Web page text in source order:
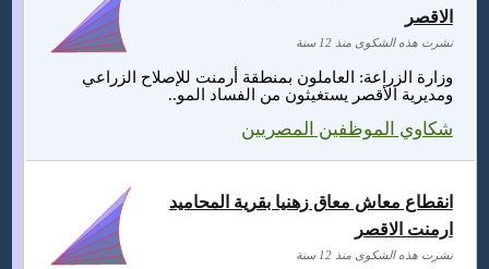
وزارة الزراعة: العاملون بمنطقة أرمنت للإصلاح الزراعي
ومديرية الأقصر يستغيثون من الفساد المو..
شكاوي الموظفين المصريين
الاقصر
نشرت هذه الشكوى منذ 12 سنة
انقطاع معاش معاق زهنيا بقرية المحاميد
ارمنت الاقصر
نشرت هذه الشكوى منذ 12 سنة